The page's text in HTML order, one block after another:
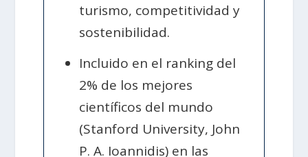
turismo, competitividad y
sostenibilidad.
Incluido en el ranking del
2% de los mejores
científicos del mundo
(Stanford University, John
P. A. Ioannidis) en las